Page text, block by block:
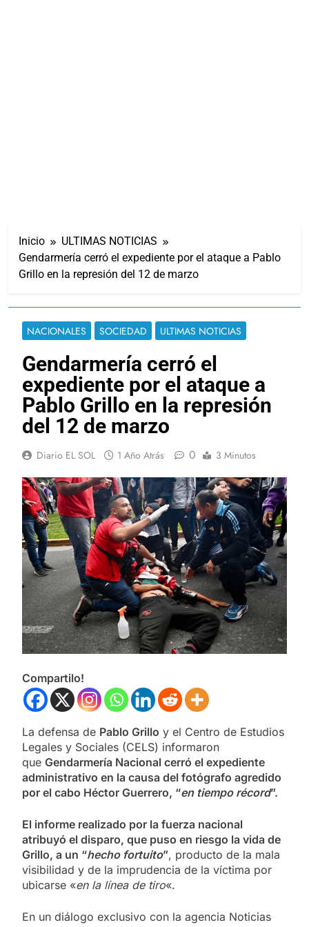
Inicio
ULTIMAS NOTICIAS
Gendarmería cerró el expediente por el ataque a Pablo
Grillo en la represión del 12 de marzo
NACIONALES SOCIEDAD ULTIMAS NOTICIAS
Gendarmería cerró el
expediente por el ataque a
Pablo Grillo en la represión
del 12 de marzo
Diario EL SOL 1 Año Atrás 0 3 Minutos
Compartilo!
La defensa de Pablo Grillo y el Centro de Estudios
Legales y Sociales (CELS) informaron
que Gendarmería Nacional cerró el expediente
administrativo en la causa del fotógrafo agredido
por el cabo Héctor Guerrero, “en tiempo récord”.
El informe realizado por la fuerza nacional
atribuyó el disparo, que puso en riesgo la vida de
Grillo, a un “hecho fortuito”, producto de la mala
visibilidad y de la imprudencia de la víctima por
ubicarse «en la línea de tiro«.
En un diálogo exclusivo con la agencia Noticias